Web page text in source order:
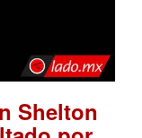
Shelton